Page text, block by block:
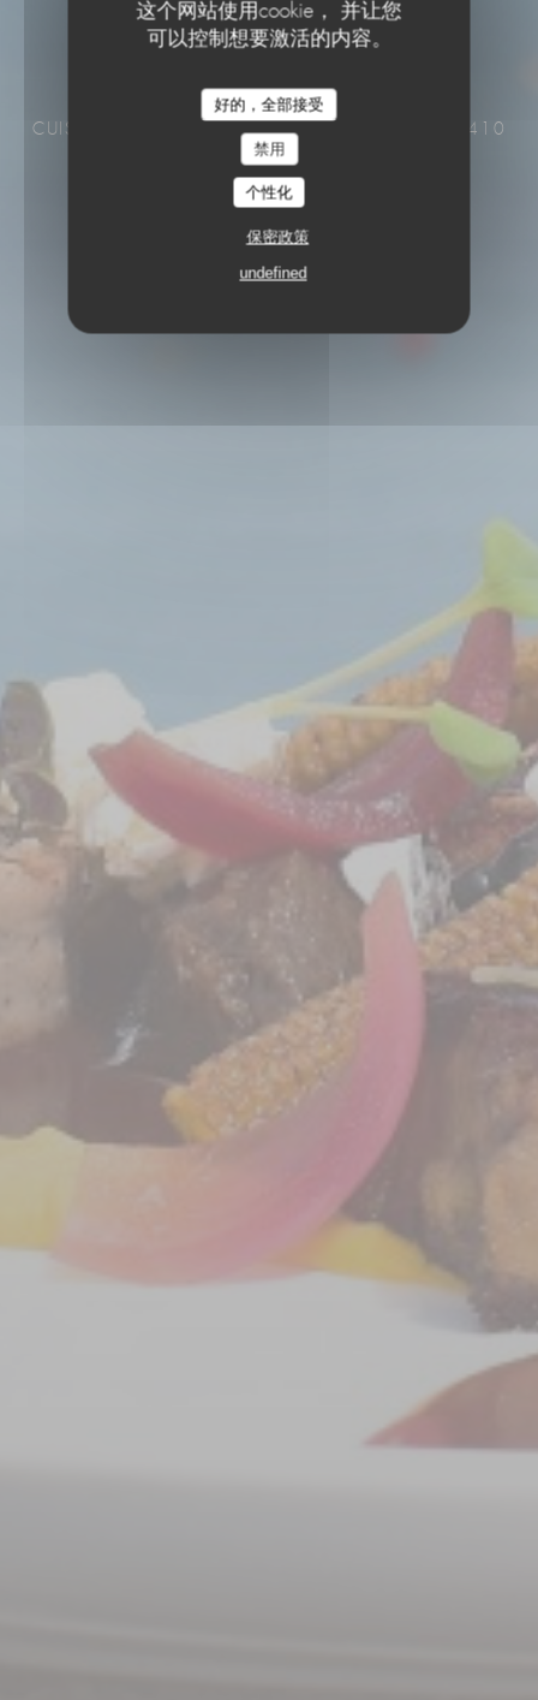
这个网站使用cookie， 并让您
可以控制想要激活的内容。
好的，全部接受
禁用
个性化
保密政策
undefined
Le Café de la Plage
CUISINE DEMARCHÉ
3 BIS RUE DE PLAGE 22410
SAINT-QUAY-PORTRIEUX
Le Café de la Plage